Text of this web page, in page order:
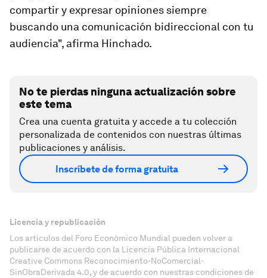
compartir y expresar opiniones siempre
buscando una comunicación bidireccional con tu
audiencia", afirma Hinchado.
No te pierdas ninguna actualización sobre
este tema
Crea una cuenta gratuita y accede a tu colección
personalizada de contenidos con nuestras últimas
publicaciones y análisis.
Inscríbete de forma gratuita
Licencia y republicación
Los artículos del Foro Económico Mundial pueden volver a
publicarse de acuerdo con la Licencia Pública Internacional
Creative Commons Reconocimiento-NoComercial-
SinObraDerivada 4.0, y de acuerdo con nuestras condiciones de